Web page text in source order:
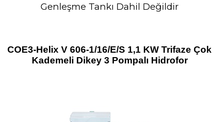
Genleşme Tankı Dahil Değildir
COE3-Helix V 606-1/16/E/S 1,1 KW Trifaze Çok
Kademeli Dikey 3 Pompalı Hidrofor